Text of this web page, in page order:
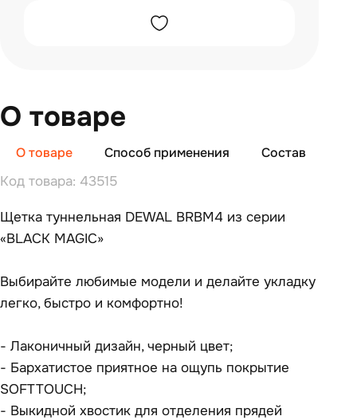
О товаре
О товаре Способ применения Состав
Код товара: 43515
Щетка туннельная DEWAL BRBM4 из серии
«BLACK MAGIC»
Выбирайте любимые модели и делайте укладку
легко, быстро и комфортно!
- Лаконичный дизайн, черный цвет;
- Бархатистое приятное на ощупь покрытие
SOFTTOUCH;
- Выкидной хвостик для отделения прядей